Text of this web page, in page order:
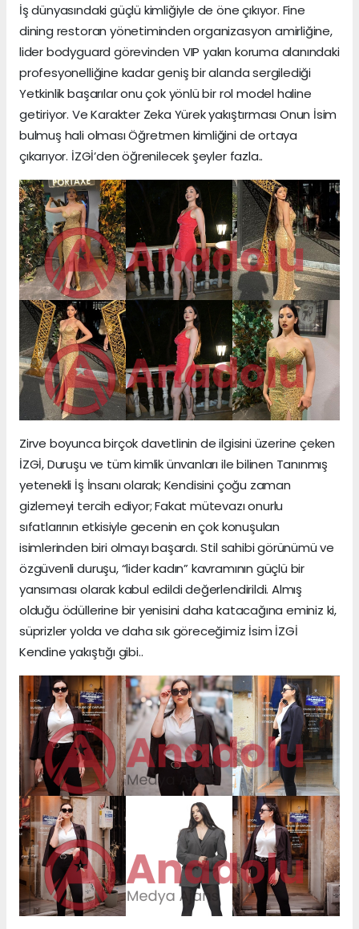
İş dünyasındaki güçlü kimliğiyle de öne çıkıyor. Fine
dining restoran yönetiminden organizasyon amirliğine,
lider bodyguard görevinden VIP yakın koruma alanındaki
profesyonelliğine kadar geniş bir alanda sergilediği
Yetkinlik başarılar onu çok yönlü bir rol model haline
getiriyor. Ve Karakter Zeka Yürek yakıştırması Onun İsim
bulmuş hali olması Öğretmen kimliğini de ortaya
çıkarıyor. İZGİ’den öğrenilecek şeyler fazla..
Zirve boyunca birçok davetlinin de ilgisini üzerine çeken
İZGİ, Duruşu ve tüm kimlik ünvanları ile bilinen Tanınmış
yetenekli İş İnsanı olarak; Kendisini çoğu zaman
gizlemeyi tercih ediyor; Fakat mütevazı onurlu
sıfatlarının etkisiyle gecenin en çok konuşulan
isimlerinden biri olmayı başardı. Stil sahibi görünümü ve
özgüvenli duruşu, “lider kadın” kavramının güçlü bir
yansıması olarak kabul edildi değerlendirildi. Almış
olduğu ödüllerine bir yenisini daha katacağına eminiz ki,
süprizler yolda ve daha sık göreceğimiz İsim İZGİ
Kendine yakıştığı gibi..